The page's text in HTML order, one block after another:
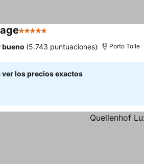
5 Estrellas
bueno (5.743 puntuaciones) Porto Tolle
ver los precios exactos